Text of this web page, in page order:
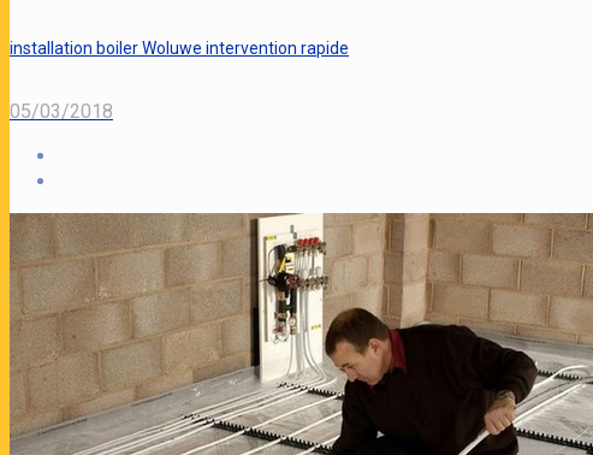
installation boiler Woluwe intervention rapide
05/03/2018